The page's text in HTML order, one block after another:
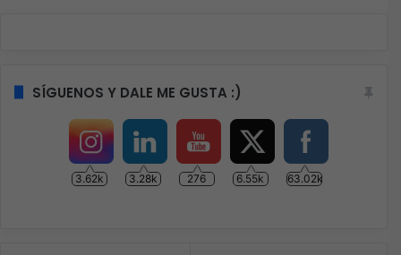
SÍGUENOS Y DALE ME GUSTA :)
3.62k 3.28k 276 6.55k 63.02k